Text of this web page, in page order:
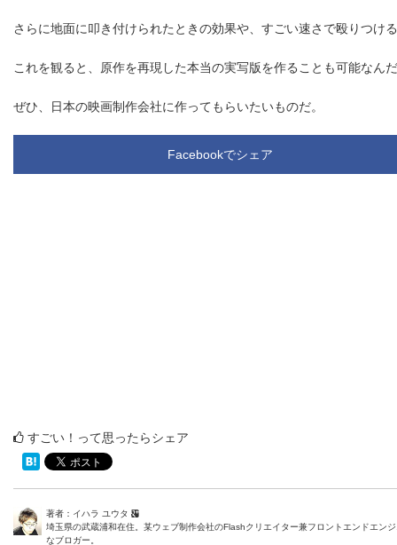
さらに地面に叩き付けられたときの効果や、すごい速さで殴りつけ
これを観ると、原作を再現した本当の実写版を作ることも可能なん
ぜひ、日本の映画制作会社に作ってもらいたいものだ。
Facebookでシェア
すごい！って思ったらシェア
著者：イハラ ユウタ
埼玉県の武蔵浦和在住。某ウェブ制作会社のFlashクリエイター兼フロントエンドエン
なブロガー。